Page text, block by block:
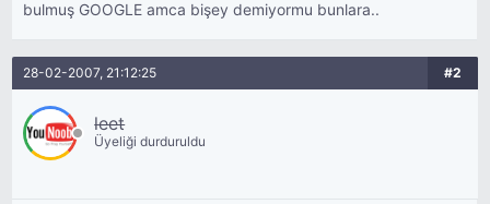
bulmuş GOOGLE amca bişey demiyormu bunlara..
28-02-2007, 21:12:25 #2
leet
Üyeliği durduruldu